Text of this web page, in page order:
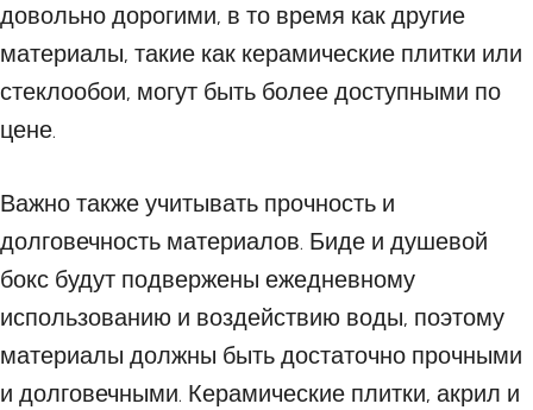
довольно дорогими, в то время как другие
материалы, такие как керамические плитки или
стеклообои, могут быть более доступными по
цене.
Важно также учитывать прочность и
долговечность материалов. Биде и душевой
бокс будут подвержены ежедневному
использованию и воздействию воды, поэтому
материалы должны быть достаточно прочными
и долговечными. Керамические плитки, акрил и